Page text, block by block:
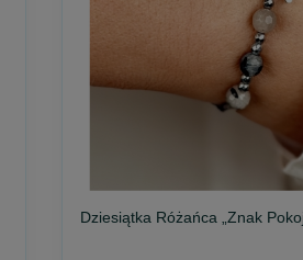
Dziesiątka Różańca „Znak